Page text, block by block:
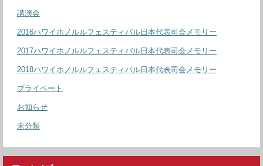
講演会
2016ハワイホノルルフェスティバル日本代表司会メモリー
2017ハワイホノルルフェスティバル日本代表司会メモリー
2018ハワイホノルルフェスティバル日本代表司会メモリー
プライベート
お知らせ
未分類